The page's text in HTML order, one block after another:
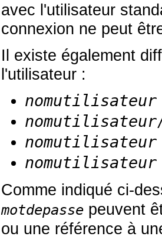
avec l'utilisateur
connexion ne peut
Il existe également
l'utilisateur :
nomutilisateur
nomutilisateur
nomutilisateur
nomutilisateur
Comme indiqué ci-
motdepasse peuvent
ou une référence à